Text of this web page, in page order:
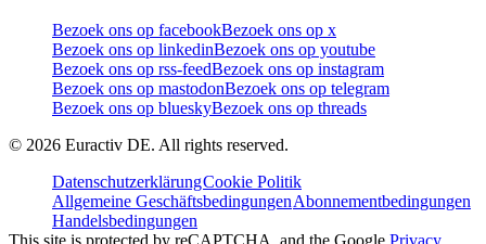
Bezoek ons op facebookBezoek ons op x
Bezoek ons op linkedinBezoek ons op youtube
Bezoek ons op rss-feedBezoek ons op instagram
Bezoek ons op mastodonBezoek ons op telegram
Bezoek ons op blueskyBezoek ons op threads
© 2026 Euractiv DE. All rights reserved.
DatenschutzerklärungCookie Politik
Allgemeine GeschäftsbedingungenAbonnementbedingungen
Handelsbedingungen
This site is protected by reCAPTCHA, and the Google Privacy